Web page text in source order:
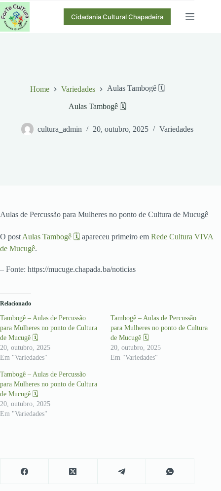
Pular
para
o
conteúdo
Cidadania Cultural Chapadeira
Home Variedades Aulas Tambogê 🗓
Aulas Tambogê 🗓
cultura_admin 20, outubro, 2025 Variedades
Aulas de Percussão para Mulheres no ponto de Cultura de Mucugê
O post Aulas Tambogê 🗓 apareceu primeiro em Rede Cultura VIVA
de Mucugê.
– Fonte: https://mucuge.chapada.ba/noticias
Relacionado
Tambogê – Aulas de Percussão
para Mulheres no ponto de Cultura
de Mucugê 🗓
20, outubro, 2025
Em "Variedades"
Tambogê – Aulas de Percussão
para Mulheres no ponto de Cultura
de Mucugê 🗓
20, outubro, 2025
Em "Variedades"
Tambogê – Aulas de Percussão
para Mulheres no ponto de Cultura
de Mucugê 🗓
20, outubro, 2025
Em "Variedades"